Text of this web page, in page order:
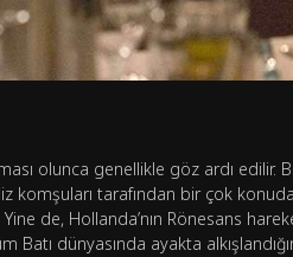
olunca genellikle göz ardı edilir.
komşuları tarafından bir çok
de, Hollanda’nın Rönesans
dünyasında ayakta